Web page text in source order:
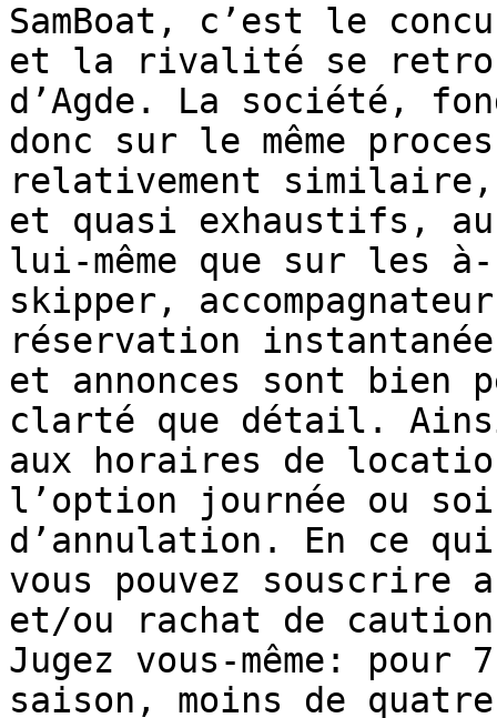
SamBoat, c’est le
et la rivalité se
d’Agde. La société,
donc sur le même
relativement
et quasi exhaustifs,
lui-même que sur les
skipper,
réservation
et annonces sont bien
clarté que détail.
aux horaires de
l’option journée ou
d’annulation. En ce
vous pouvez souscrire
et/ou rachat de
Jugez vous-même:
saison, moins de